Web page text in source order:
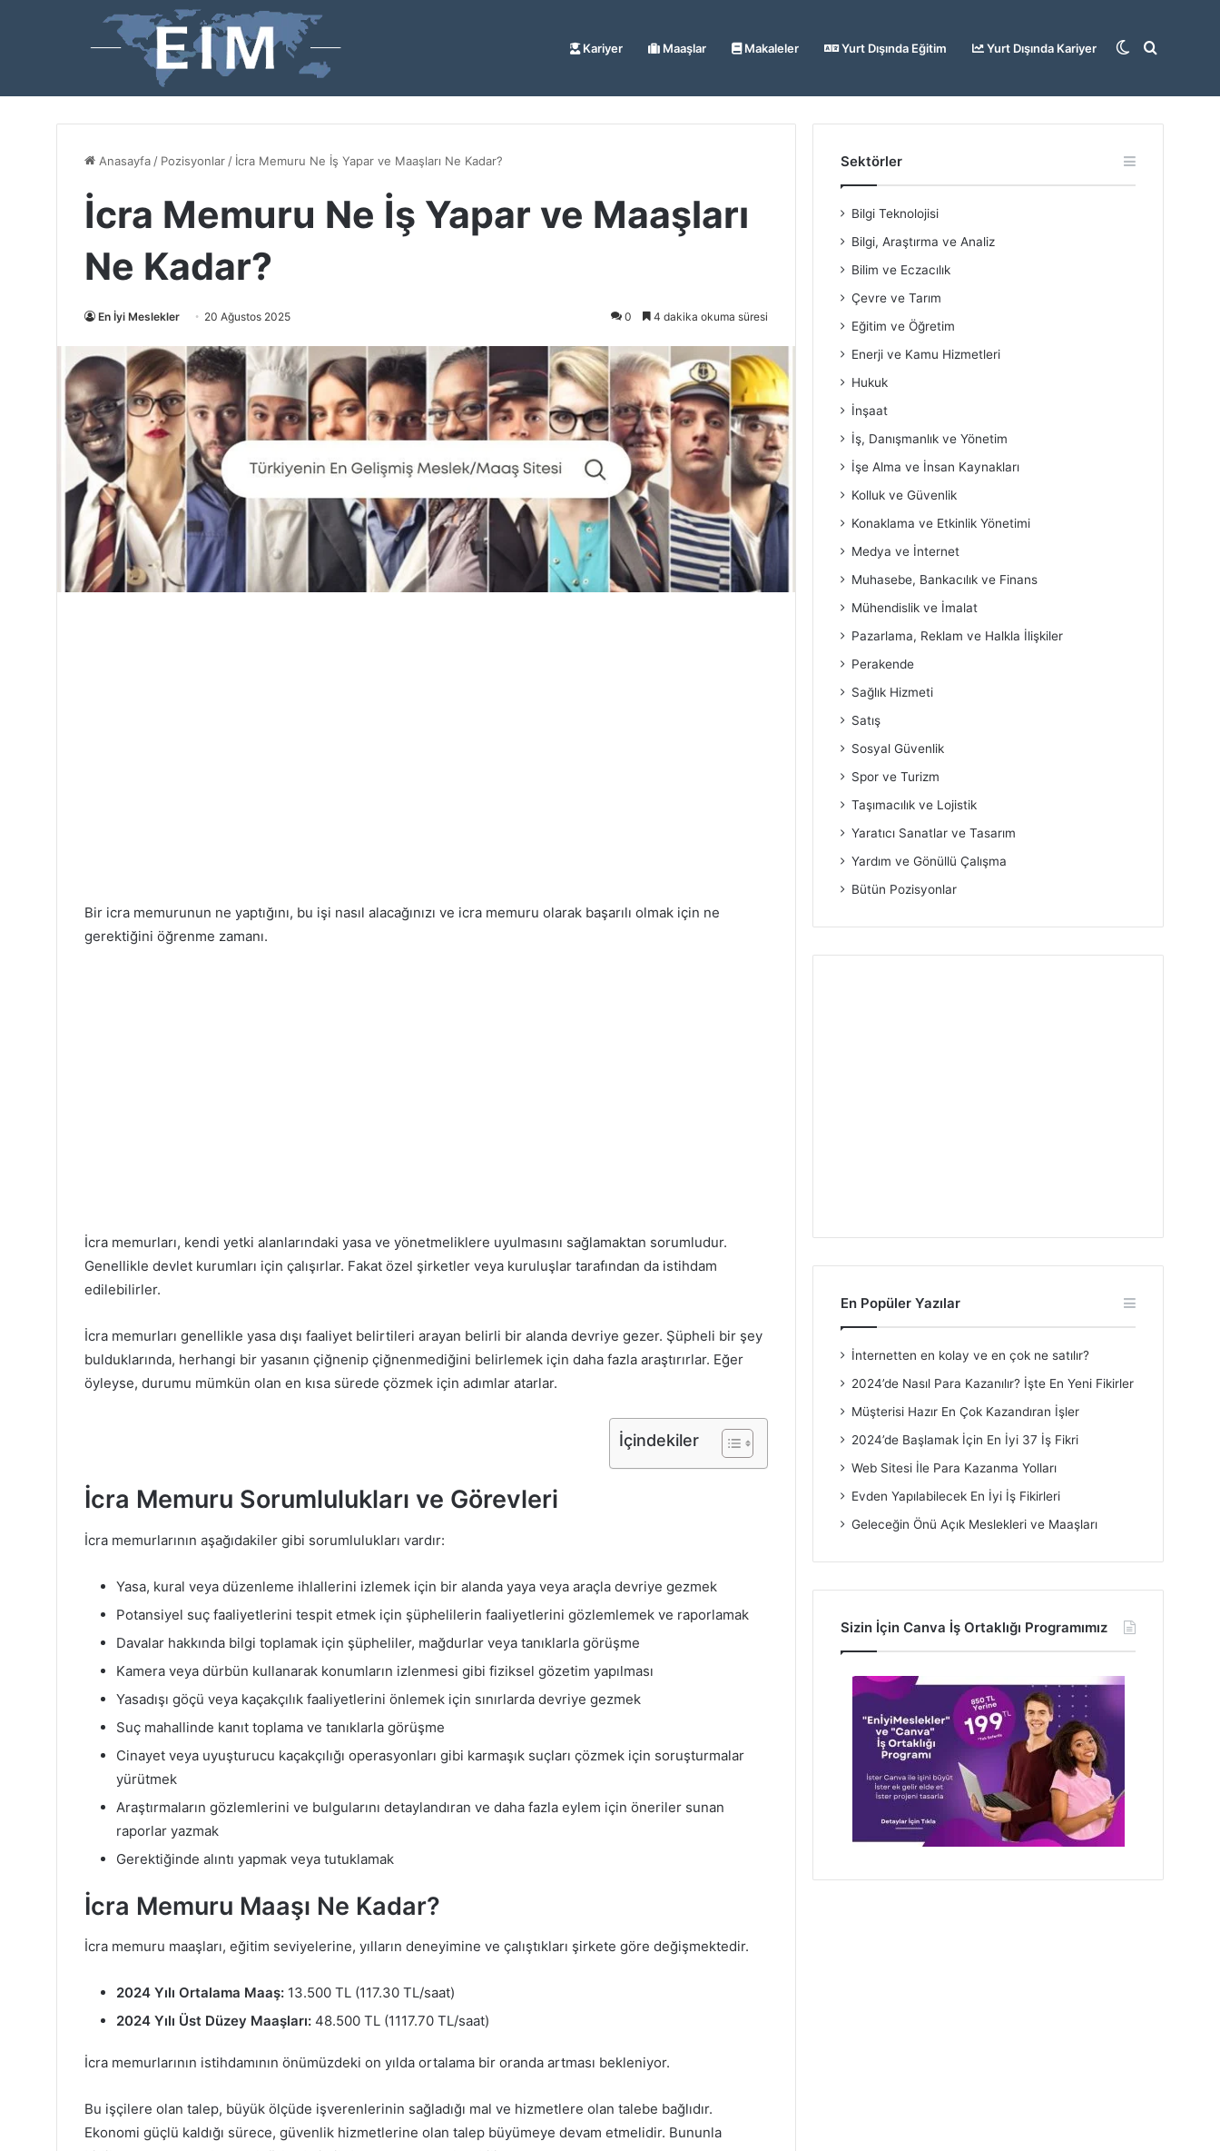
Kariyer Maaşlar Makaleler Yurt Dışında Eğitim Yurt Dışında Kariyer Arama
Dış
Anasayfa / Pozisyonlar / İcra Memuru Ne İş Yapar ve Maaşları Ne Kadar?
İcra Memuru Ne İş Yapar ve Maaşları
Ne Kadar?
En İyi Meslekler 20 Ağustos 2025 0 4 dakika okuma süresi
Bir icra memurunun ne yaptığını, bu işi nasıl alacağınızı ve icra memuru olarak başarılı olmak için ne
gerektiğini öğrenme zamanı.
İcra memurları, kendi yetki alanlarındaki yasa ve yönetmeliklere uyulmasını sağlamaktan sorumludur.
Genellikle devlet kurumları için çalışırlar. Fakat özel şirketler veya kuruluşlar tarafından da istihdam
edilebilirler.
İcra memurları genellikle yasa dışı faaliyet belirtileri arayan belirli bir alanda devriye gezer. Şüpheli bir şey
bulduklarında, herhangi bir yasanın çiğnenip çiğnenmediğini belirlemek için daha fazla araştırırlar. Eğer
öyleyse, durumu mümkün olan en kısa sürede çözmek için adımlar atarlar.
İçindekiler
İcra Memuru Sorumlulukları ve Görevleri
İcra memurlarının aşağıdakiler gibi sorumlulukları vardır:
Yasa, kural veya düzenleme ihlallerini izlemek için bir alanda yaya veya araçla devriye gezmek
Potansiyel suç faaliyetlerini tespit etmek için şüphelilerin faaliyetlerini gözlemlemek ve raporlamak
Davalar hakkında bilgi toplamak için şüpheliler, mağdurlar veya tanıklarla görüşme
Kamera veya dürbün kullanarak konumların izlenmesi gibi fiziksel gözetim yapılması
Yasadışı göçü veya kaçakçılık faaliyetlerini önlemek için sınırlarda devriye gezmek
Suç mahallinde kanıt toplama ve tanıklarla görüşme
Cinayet veya uyuşturucu kaçakçılığı operasyonları gibi karmaşık suçları çözmek için soruşturmalar
yürütmek
Araştırmaların gözlemlerini ve bulgularını detaylandıran ve daha fazla eylem için öneriler sunan
raporlar yazmak
Gerektiğinde alıntı yapmak veya tutuklamak
İcra Memuru Maaşı Ne Kadar?
İcra memuru maaşları, eğitim seviyelerine, yılların deneyimine ve çalıştıkları şirkete göre değişmektedir.
2024 Yılı Ortalama Maaş: 13.500 TL (117.30 TL/saat)
2024 Yılı Üst Düzey Maaşları: 48.500 TL (1117.70 TL/saat)
İcra memurlarının istihdamının önümüzdeki on yılda ortalama bir oranda artması bekleniyor.
Bu işçilere olan talep, büyük ölçüde işverenlerinin sağladığı mal ve hizmetlere olan talebe bağlıdır.
Ekonomi güçlü kaldığı sürece, güvenlik hizmetlerine olan talep büyümeye devam etmelidir. Bununla
Sektörler
Bilgi Teknolojisi
Bilgi, Araştırma ve Analiz
Bilim ve Eczacılık
Çevre ve Tarım
Eğitim ve Öğretim
Enerji ve Kamu Hizmetleri
Hukuk
İnşaat
İş, Danışmanlık ve Yönetim
İşe Alma ve İnsan Kaynakları
Kolluk ve Güvenlik
Konaklama ve Etkinlik Yönetimi
Medya ve İnternet
Muhasebe, Bankacılık ve Finans
Mühendislik ve İmalat
Pazarlama, Reklam ve Halkla İlişkiler
Perakende
Sağlık Hizmeti
Satış
Sosyal Güvenlik
Spor ve Turizm
Taşımacılık ve Lojistik
Yaratıcı Sanatlar ve Tasarım
Yardım ve Gönüllü Çalışma
Bütün Pozisyonlar
En Popüler Yazılar
İnternetten en kolay ve en çok ne satılır?
2024’de Nasıl Para Kazanılır? İşte En Yeni Fikirler
Müşterisi Hazır En Çok Kazandıran İşler
2024’de Başlamak İçin En İyi 37 İş Fikri
Web Sitesi İle Para Kazanma Yolları
Evden Yapılabilecek En İyi İş Fikirleri
Geleceğin Önü Açık Meslekleri ve Maaşları
Sizin İçin Canva İş Ortaklığı Programımız